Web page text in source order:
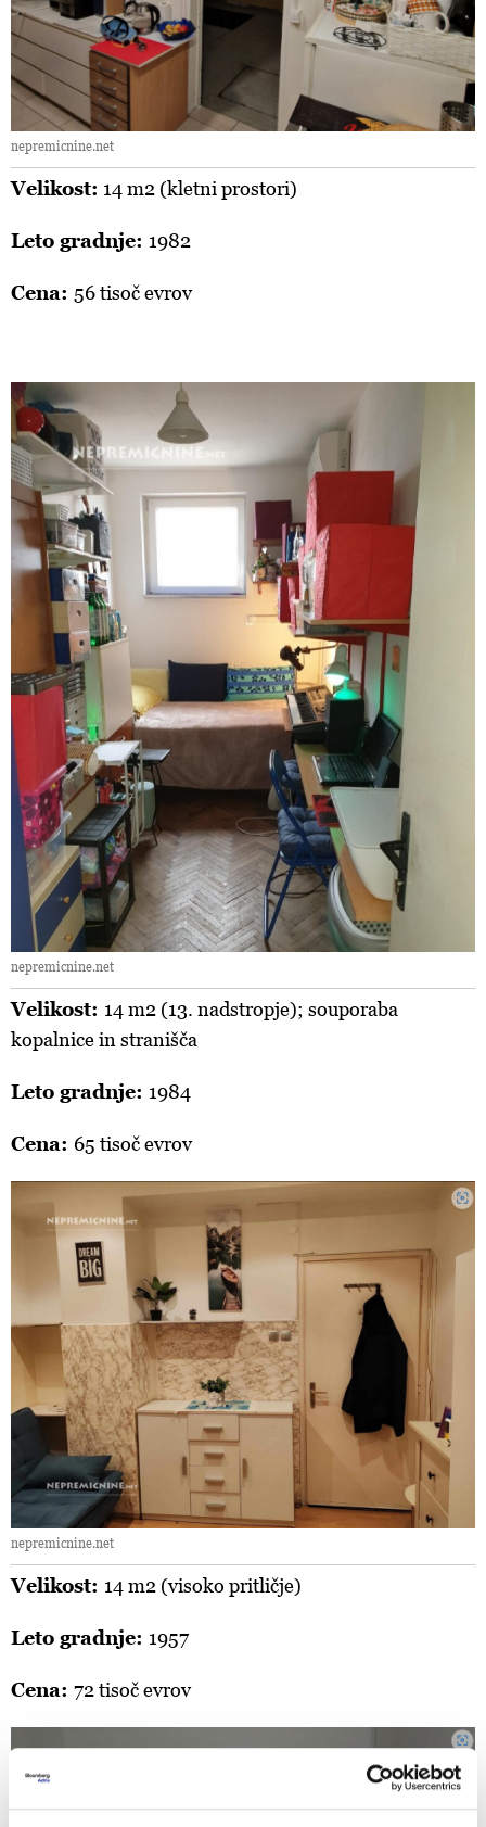
nepremicnine.net
Velikost: 14 m2 (kletni prostori)
Leto gradnje: 1982
Cena: 56 tisoč evrov
nepremicnine.net
Velikost: 14 m2 (13. nadstropje); souporaba
kopalnice in stranišča
Leto gradnje: 1984
Cena: 65 tisoč evrov
nepremicnine.net
Velikost: 14 m2 (visoko pritličje)
Leto gradnje: 1957
Cena: 72 tisoč evrov